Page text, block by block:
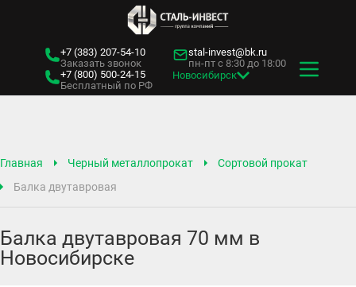
+7 (383) 207-54-10
Заказать звонок
+7 (800) 500-24-15
Бесплатный по РФ
stal-invest@bk.ru
пн-пт с 8:30 до 18:00
Новосибирск
Главная Черный металлопрокат
Сортовой прокат
Балка двутавровая
Балка двутавровая 70 мм в
Новосибирске